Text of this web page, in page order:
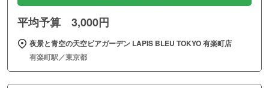
平均予算 3,000円
夜景と青空の天空ビアガーデン LAPIS BLEU TOKYO 有楽町店
有楽町駅／東京都